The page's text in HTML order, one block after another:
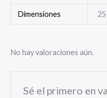
Dimensiones 25
No hay valoraciones aún.
Sé el primero en